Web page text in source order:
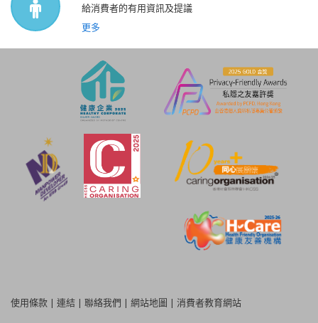
給消費者的有用資訊及提議
更多
使用條款 | 連結 | 聯絡我們 | 網站地圖 | 消費者教育網站